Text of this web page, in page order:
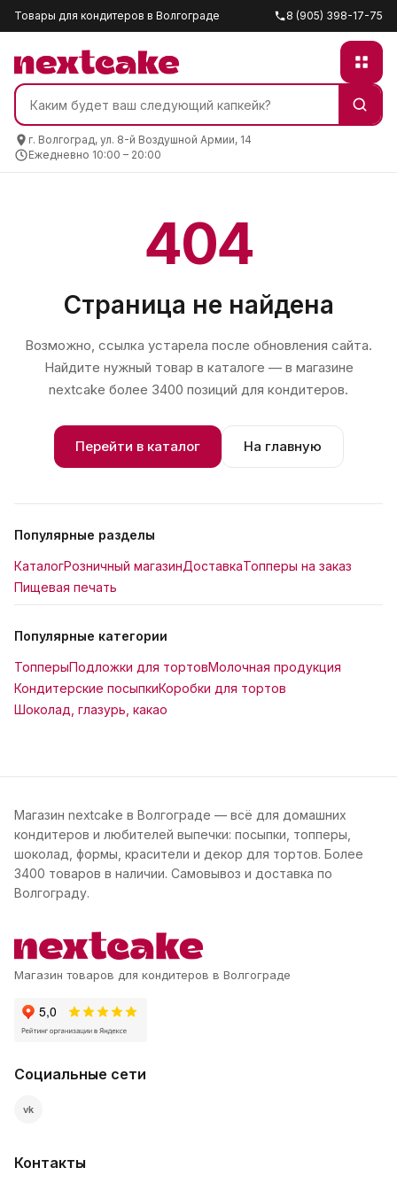
Товары для кондитеров в Волгограде 8 (905) 398-17-75
г. Волгоград, ул. 8-й Воздушной Армии, 14
Ежедневно 10:00 – 20:00
404
Страница не найдена
Возможно, ссылка устарела после обновления сайта.
Найдите нужный товар в каталоге — в магазине
nextcake более 3400 позиций для кондитеров.
Перейти в каталог На главную
Популярные разделы
КаталогРозничный магазинДоставкаТопперы на заказ
Пищевая печать
Популярные категории
ТопперыПодложки для тортовМолочная продукция
Кондитерские посыпкиКоробки для тортов
Шоколад, глазурь, какао
Магазин nextcake в Волгограде — всё для домашних
кондитеров и любителей выпечки: посыпки, топперы,
шоколад, формы, красители и декор для тортов. Более
3400 товаров в наличии. Самовывоз и доставка по
Волгограду.
Магазин товаров для кондитеров в Волгограде
Социальные сети
vk
Контакты